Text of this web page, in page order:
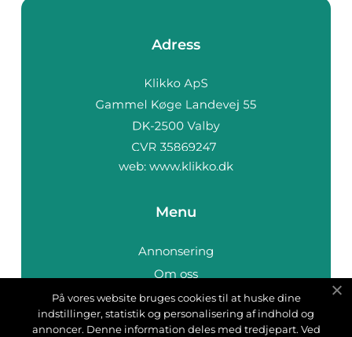
Adress
web: www.klikko.dk
Menu
Annonsering
Om oss
Cookies
Kontakta oss
På vores website bruges cookies til at huske dine
indstillinger, statistik og personalisering af indhold og
annoncer. Denne information deles med tredjepart. Ved